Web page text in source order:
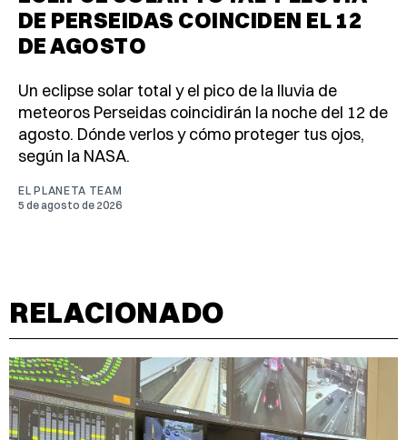
DE PERSEIDAS COINCIDEN EL 12
DE AGOSTO
Un eclipse solar total y el pico de la lluvia de
meteoros Perseidas coincidirán la noche del 12 de
agosto. Dónde verlos y cómo proteger tus ojos,
según la NASA.
EL PLANETA TEAM
5 de agosto de 2026
RELACIONADO